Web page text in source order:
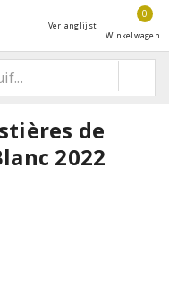
Verlanglijst
0
Winkelwagen
de
2022